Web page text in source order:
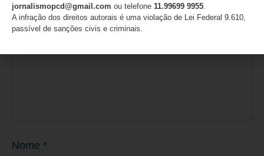
Nome *
jornalismopcd@gmail.com ou telefone 11.99699 9955
A infração dos direitos autorais é uma violação de Lei Federal 9.610,
passível de sanções civis e criminais.